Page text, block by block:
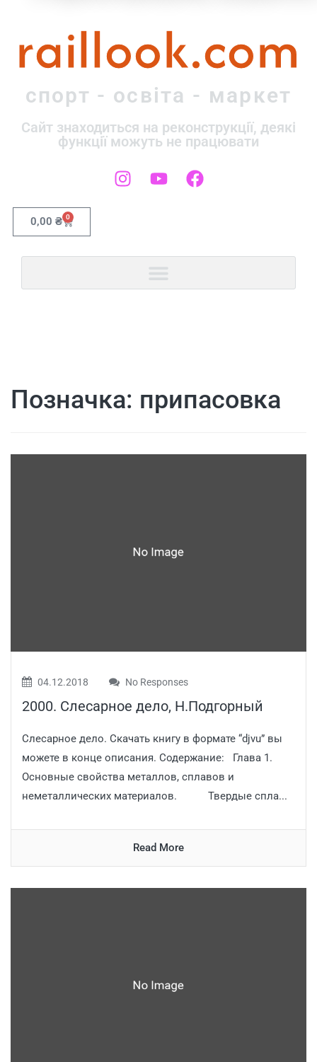
raillook.com
спорт - освіта - маркет
Сайт знаходиться на реконструкції, деякі
функції можуть не працювати
0,00 ₴ 0
Позначка: припасовка
04.12.2018 No Responses
2000. Слесарное дело, Н.Подгорный
Слесарное дело. Скачать книгу в формате “djvu” вы
можете в конце описания. Содержание: Глава 1.
Основные свойства металлов, сплавов и
неметаллических материалов. Твердые спла...
Read More